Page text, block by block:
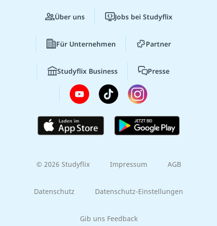
Über uns Jobs bei Studyflix
Für Unternehmen Partner
Studyflix Business Presse
© 2026 Studyflix Impressum AGB
Datenschutz Datenschutz-Einstellungen
Gib uns Feedback